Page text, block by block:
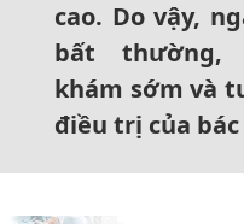
cao. Do vậy,
bất
khám sớm và
điều trị của